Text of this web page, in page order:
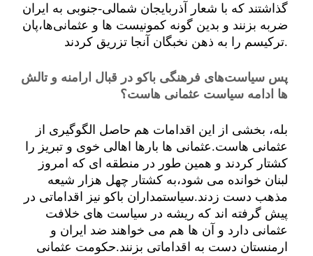
گذاشتند که با شعار آذربایجان شمالی-جنوبی به ایران
ضربه بزنند و بدین گونه کمونیست ها و عثمانی‌ها،پان
ترکیسم را به ذهن نخبگان آنجا تزریق کردند.
پس سیاست‌های فرهنگی باکو در قبال ارامنه و تالش
ها ادامه سیاست عثمانی هاست؟
بله، بخشی از این اقدامات هم حاصل الگوگیری از
عثمانی هاست.عثمانی ها بارها اهالی خوی و تبریز را
کشتار کردند و همین طور در منطقه ای که امروز
لبنان خوانده می شود،به کشتار چهل هزار شیعه
مذهب دست زدند.سیاستمداران باکو نیز اقداماتی در
پیش گرفته اند که ریشه در سیاست های خلافت
عثمانی دارد و آن ها هم می خواهند ضد ایران و
ارمنستان دست به اقداماتی بزنند.حکومت عثمانی